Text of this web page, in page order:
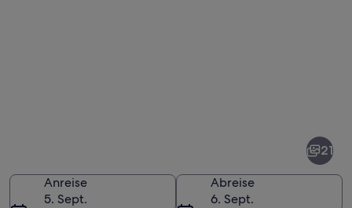
Worth
21
Anreise
5. Sept.
Abreise
6. Sept.